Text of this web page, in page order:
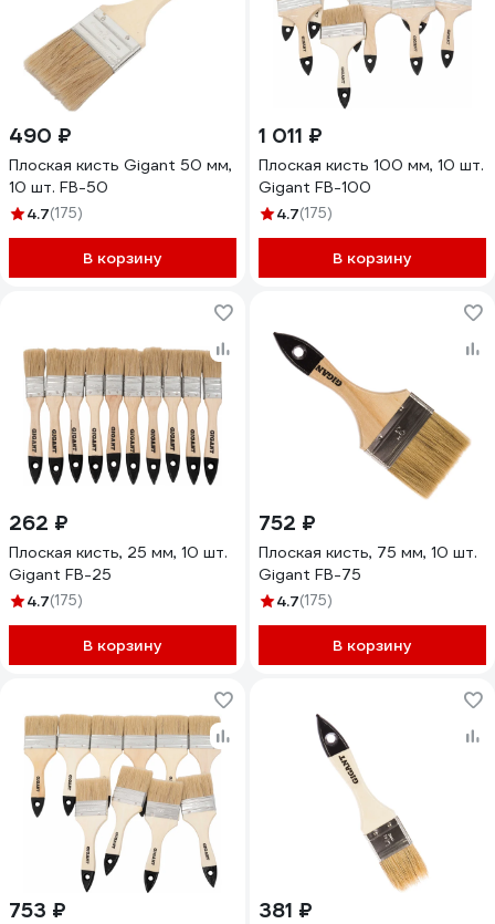
490 ₽
Плоская кисть Gigant 50 мм,
10 шт. FB-50
4.7(175)
В корзину
1 011 ₽
Плоская кисть 100 мм, 10 шт.
Gigant FB-100
4.7(175)
В корзину
262 ₽
Плоская кисть, 25 мм, 10 шт.
Gigant FB-25
4.7(175)
В корзину
752 ₽
Плоская кисть, 75 мм, 10 шт.
Gigant FB-75
4.7(175)
В корзину
753 ₽ 381 ₽